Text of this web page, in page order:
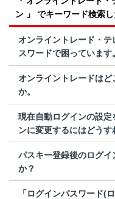
ン 」 でキーワード検索
オンライントレード・
スワードで困っています。
オンライントレードは
か。
現在自動ログインの設
ンに変更するにはどうす
パスキー登録後のログ
か？
「ログインパスワード(